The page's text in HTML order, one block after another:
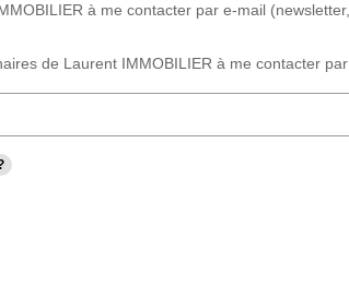
à me contacter par e-mail
de Laurent IMMOBILIER à me contacter par